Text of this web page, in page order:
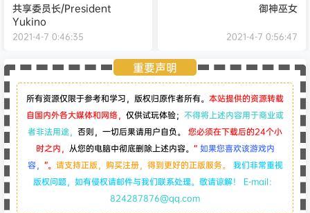
共享委员长/President
Yukino
2021-4-7 0:46:35
御神巫女
2021-4-7 0:56:47
重要声明
所有资源仅限于参考和学习，版权归原作者所有。 本站提供的资源转载
自国内外各大媒体和网络， 仅供试玩体验； 不得将上述内容用于商业或
者非法用途， 否则，一切后果请用户自负。
您必须在下载后的24个小
时之内， 从您的电脑中彻底删除上述内容。 “如果您喜欢该游戏内
容， ”。 请支持正版，购买注册，得到更好的正版服务。 我们非常重视
版权问题，如有侵权请邮件与我们联系处理。敬请谅解！ E-mail：
824287876@qq.com